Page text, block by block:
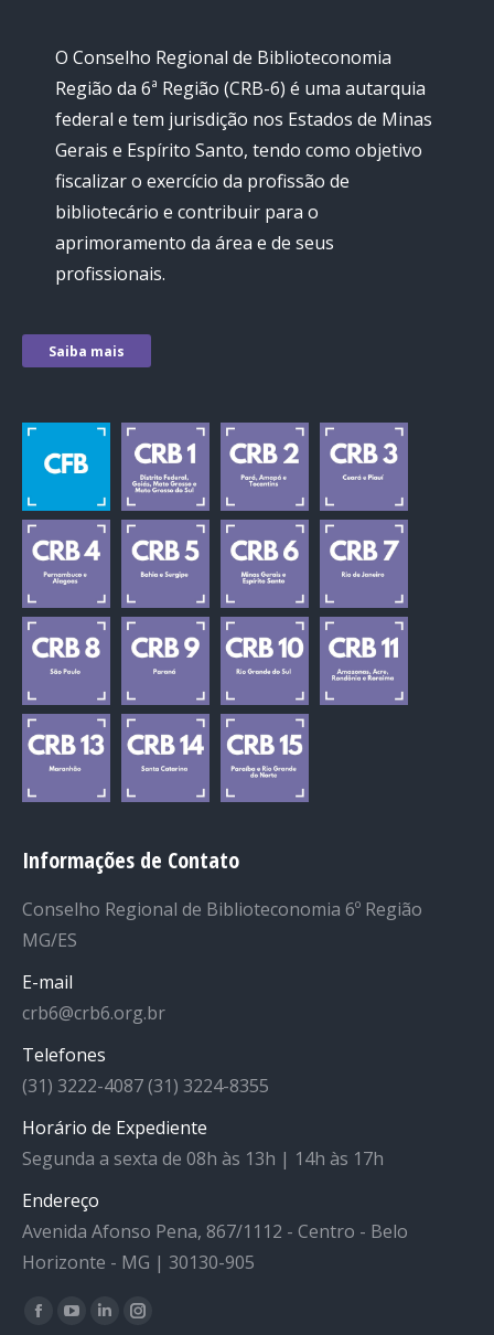
O Conselho Regional de Biblioteconomia
Região da 6ª Região (CRB-6) é uma autarquia
federal e tem jurisdição nos Estados de Minas
Gerais e Espírito Santo, tendo como objetivo
fiscalizar o exercício da profissão de
bibliotecário e contribuir para o
aprimoramento da área e de seus
profissionais.
Saiba mais
Informações de Contato
Conselho Regional de Biblioteconomia 6º Região
MG/ES
E-mail
crb6@crb6.org.br
Telefones
(31) 3222-4087 (31) 3224-8355
Horário de Expediente
Segunda a sexta de 08h às 13h | 14h às 17h
Endereço
Avenida Afonso Pena, 867/1112 - Centro - Belo
Horizonte - MG | 30130-905
Facebook
YouTube
LinkedinInstagram